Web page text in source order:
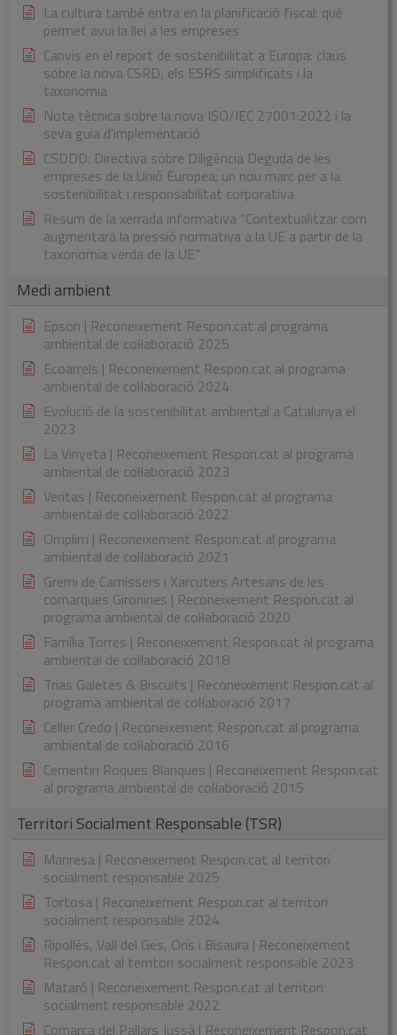
La cultura també entra en la planificació fiscal: què
permet avui la llei a les empreses
Canvis en el report de sostenibilitat a Europa: claus
sobre la nova CSRD, els ESRS simplificats i la
taxonomia
Nota tècnica sobre la nova ISO/IEC 27001:2022 i la
seva guia d’implementació
CSDDD: Directiva sobre Diligència Deguda de les
empreses de la Unió Europea: un nou marc per a la
sostenibilitat i responsabilitat corporativa
Resum de la xerrada informativa “Contextualitzar com
augmentarà la pressió normativa a la UE a partir de la
taxonomia verda de la UE”
Medi ambient
Epson | Reconeixement Respon.cat al programa
ambiental de col·laboració 2025
Ecoarrels | Reconeixement Respon.cat al programa
ambiental de col·laboració 2024
Evolució de la sostenibilitat ambiental a Catalunya el
2023
La Vinyeta | Reconeixement Respon.cat al programa
ambiental de col·laboració 2023
Veritas | Reconeixement Respon.cat al programa
ambiental de col·laboració 2022
Omplim | Reconeixement Respon.cat al programa
ambiental de col·laboració 2021
Gremi de Carnissers i Xarcuters Artesans de les
comarques Gironines | Reconeixement Respon.cat al
programa ambiental de col·laboració 2020
Família Torres | Reconeixement Respon.cat al programa
ambiental de col·laboració 2018
Trias Galetes & Biscuits | Reconeixement Respon.cat al
programa ambiental de col·laboració 2017
Celler Credo | Reconeixement Respon.cat al programa
ambiental de col·laboració 2016
Cementiri Roques Blanques | Reconeixement Respon.cat
al programa ambiental de col·laboració 2015
Territori Socialment Responsable (TSR)
Manresa | Reconeixement Respon.cat al territori
socialment responsable 2025
Tortosa | Reconeixement Respon.cat al territori
socialment responsable 2024
Ripollès, Vall del Ges, Orís i Bisaura | Reconeixement
Respon.cat al territori socialment responsable 2023
Mataró | Reconeixement Respon.cat al territori
socialment responsable 2022
Comarca del Pallars Jussà | Reconeixement Respon.cat